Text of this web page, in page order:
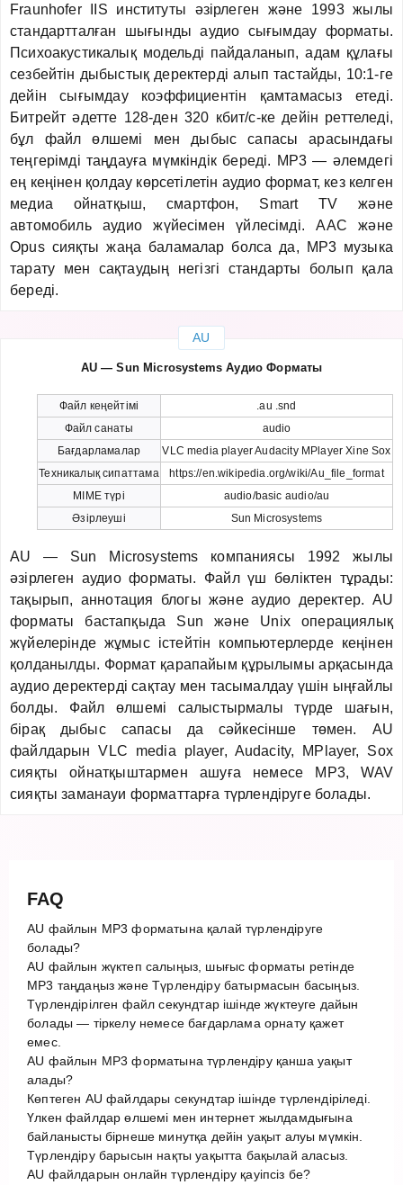
Fraunhofer IIS институты әзірлеген және 1993 жылы
стандартталған шығынды аудио сығымдау форматы.
Психоакустикалық модельді пайдаланып, адам құлағы
сезбейтін дыбыстық деректерді алып тастайды, 10:1-ге
дейін сығымдау коэффициентін қамтамасыз етеді.
Битрейт әдетте 128-ден 320 кбит/с-ке дейін реттеледі,
бұл файл өлшемі мен дыбыс сапасы арасындағы
теңгерімді таңдауға мүмкіндік береді. MP3 — әлемдегі
ең кеңінен қолдау көрсетілетін аудио формат, кез келген
медиа ойнатқыш, смартфон, Smart TV және
автомобиль аудио жүйесімен үйлесімді. AAC және
Opus сияқты жаңа баламалар болса да, MP3 музыка
тарату мен сақтаудың негізгі стандарты болып қала
береді.
AU
AU — Sun Microsystems Аудио Форматы
Файл кеңейтімі
.au .snd
Файл санаты
audio
Бағдарламалар
VLC media player Audacity MPlayer Xine Sox
Техникалық сипаттама
https://en.wikipedia.org/wiki/Au_file_format
MIME түрі
audio/basic audio/au
Әзірлеуші
Sun Microsystems
AU — Sun Microsystems компаниясы 1992 жылы
әзірлеген аудио форматы. Файл үш бөліктен тұрады:
тақырып, аннотация блогы және аудио деректер. AU
форматы бастапқыда Sun және Unix операциялық
жүйелерінде жұмыс істейтін компьютерлерде кеңінен
қолданылды. Формат қарапайым құрылымы арқасында
аудио деректерді сақтау мен тасымалдау үшін ыңғайлы
болды. Файл өлшемі салыстырмалы түрде шағын,
бірақ дыбыс сапасы да сәйкесінше төмен. AU
файлдарын VLC media player, Audacity, MPlayer, Sox
сияқты ойнатқыштармен ашуға немесе MP3, WAV
сияқты заманауи форматтарға түрлендіруге болады.
FAQ
AU файлын MP3 форматына қалай түрлендіруге
болады?
AU файлын жүктеп салыңыз, шығыс форматы ретінде
MP3 таңдаңыз және Түрлендіру батырмасын басыңыз.
Түрлендірілген файл секундтар ішінде жүктеуге дайын
болады — тіркелу немесе бағдарлама орнату қажет
емес.
AU файлын MP3 форматына түрлендіру қанша уақыт
алады?
Көптеген AU файлдары секундтар ішінде түрлендіріледі.
Үлкен файлдар өлшемі мен интернет жылдамдығына
байланысты бірнеше минутқа дейін уақыт алуы мүмкін.
Түрлендіру барысын нақты уақытта бақылай аласыз.
AU файлдарын онлайн түрлендіру қауіпсіз бе?